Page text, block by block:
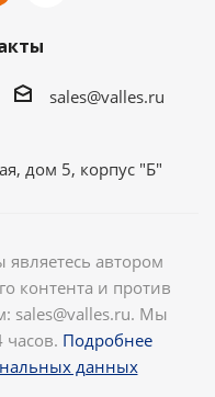
sales@valles.ru
дом 5, корпус "Б"
автором
контента и против
sales@valles.ru. Мы
часов. Подробнее
данных